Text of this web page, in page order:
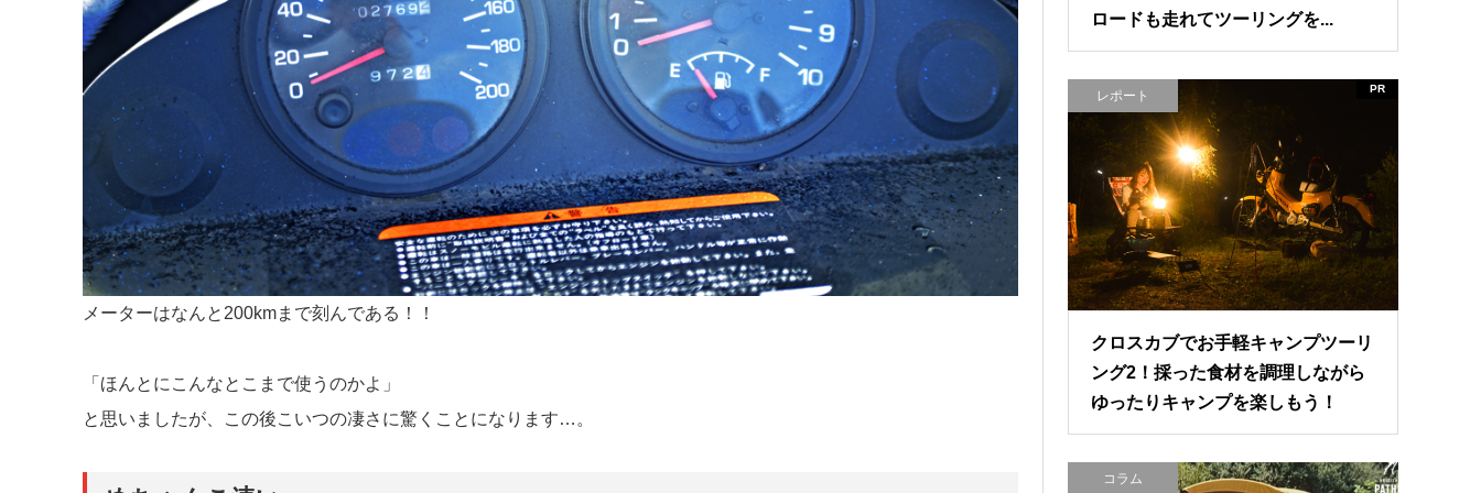
メーターはなんと200kmまで刻んである！！
「ほんとにこんなとこまで使うのかよ」
と思いましたが、この後こいつの凄さに驚くことになります…。
ロードも走れてツーリングを...
レポート PR
クロスカブでお手軽キャンプツーリ
ング2！採った食材を調理しながら
ゆったりキャンプを楽しもう！
コラム